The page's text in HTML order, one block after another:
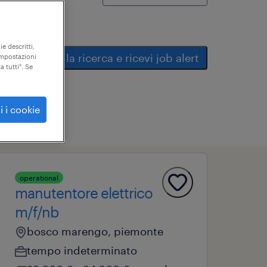
salva la ricerca e ricevi job alert
operational
manutentore elettrico
m/f/nb
bosco marengo, piemonte
tempo indeterminato
descritti,
tutti". Se
i cookie